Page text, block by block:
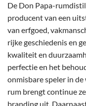
De Don Papa-
producent van een
van erfgoed,
rijke geschiedenis en
kwaliteit en
perfectie en het
onmisbare speler in
rum brengt continue
branding uit.